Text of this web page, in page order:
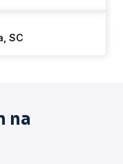
SC
na